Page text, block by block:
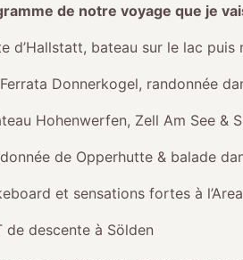
de notre voyage que je
d’Hallstatt, bateau sur le lac
Donnerkogel, randonnée
Hohenwerfen, Zell Am See &
de Opperhutte & balade
et sensations fortes à
de descente à Sölden